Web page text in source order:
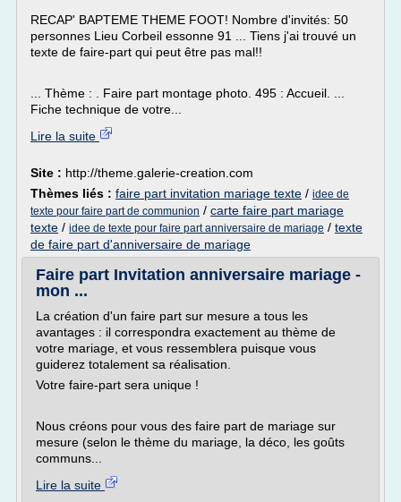
RECAP' BAPTEME THEME FOOT! Nombre d'invités: 50
personnes Lieu Corbeil essonne 91 ... Tiens j'ai trouvé un
texte de faire-part qui peut être pas mal!!
... Thème : . Faire part montage photo. 495 : Accueil. ...
Fiche technique de votre...
Lire la suite
Site : http://theme.galerie-creation.com
Thèmes liés : faire part invitation mariage texte / idee de
texte pour faire part de communion / carte faire part mariage
texte / idee de texte pour faire part anniversaire de mariage / texte
de faire part d'anniversaire de mariage
Faire part Invitation anniversaire mariage -
mon ...
La création d'un faire part sur mesure a tous les
avantages : il correspondra exactement au thème de
votre mariage, et vous ressemblera puisque vous
guiderez totalement sa réalisation.
Votre faire-part sera unique !
Nous créons pour vous des faire part de mariage sur
mesure (selon le thème du mariage, la déco, les goûts
communs...
Lire la suite